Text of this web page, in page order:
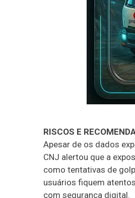
RISCOS E
Apesar de os dados
CNJ alertou que a
como tentativas de
usuários fiquem
com segurança digital.